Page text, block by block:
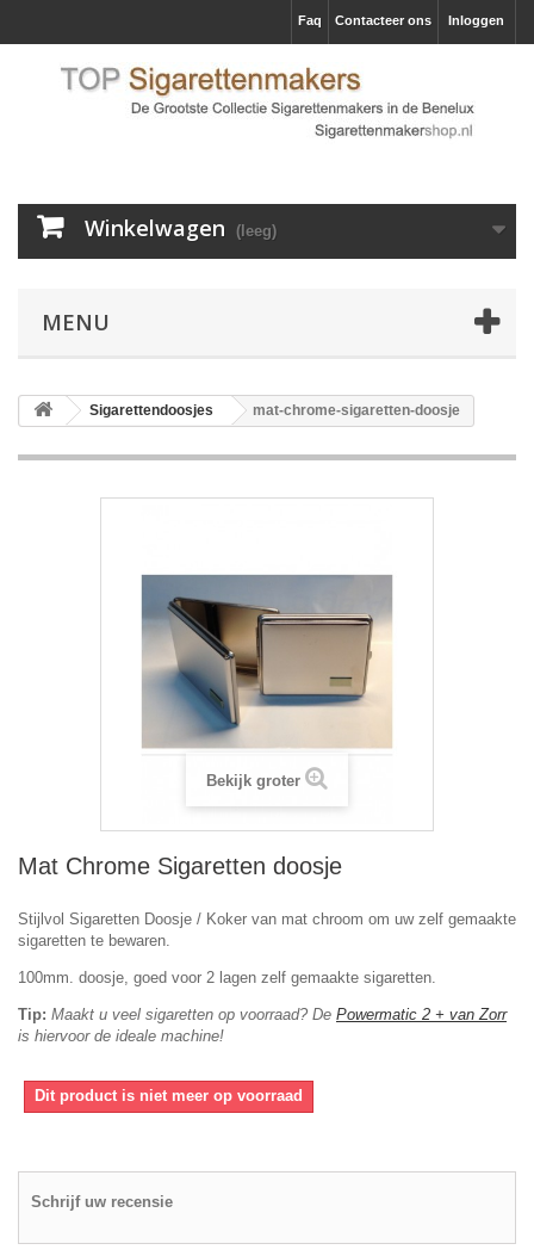
Inloggen
Contacteer ons
Faq
Winkelwagen (leeg)
MENU
Sigarettendoosjes mat-chrome-sigaretten-doosje
Bekijk groter
Mat Chrome Sigaretten doosje
Stijlvol Sigaretten Doosje / Koker van mat chroom om uw zelf gemaakte
sigaretten te bewaren.
100mm. doosje, goed voor 2 lagen zelf gemaakte sigaretten.
Tip: Maakt u veel sigaretten op voorraad? De Powermatic 2 + van Zorr
is hiervoor de ideale machine!
Dit product is niet meer op voorraad
Schrijf uw recensie